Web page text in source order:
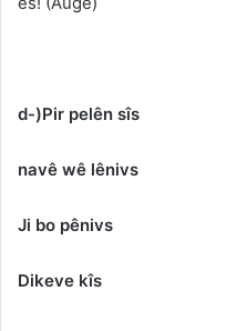
d-)Pir pelên sîs
navê wê lênivs
Ji bo pênivs
Dikeve kîs